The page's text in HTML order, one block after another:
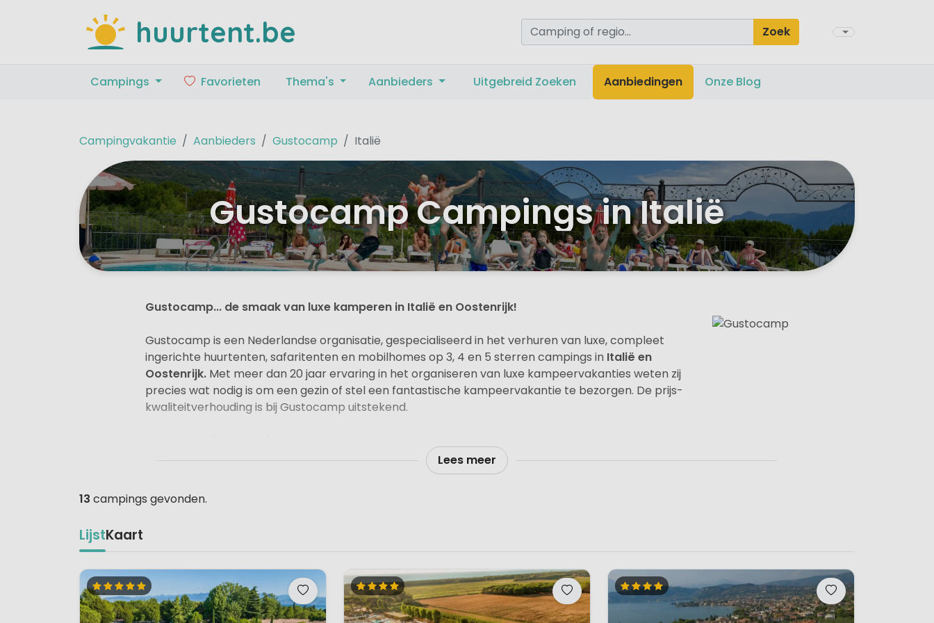
huurtent.be Zoek
Campings Favorieten Thema's Aanbieders Uitgebreid Zoeken Aanbiedingen Onze Blog
Campingvakantie Aanbieders Gustocamp Italië
Gustocamp Campings in Italië
Gustocamp... de smaak van luxe kamperen in Italië en Oostenrijk!
Gustocamp is een Nederlandse organisatie, gespecialiseerd in het verhuren van luxe, compleet
ingerichte huurtenten, safaritenten en mobilhomes op 3, 4 en 5 sterren campings in Italië en
Oostenrijk. Met meer dan 20 jaar ervaring in het organiseren van luxe kampeervakanties weten zij
precies wat nodig is om een gezin of stel een fantastische kampeervakantie te bezorgen. De prijs-
kwaliteitverhouding is bij Gustocamp uitstekend.
Over smaak valt niet te twisten. Bij Gustocamp bieden ze dan ook voor iedere smaak een camping aan.
De campings van Gustocamp liggen in verschillende gebieden.
Zoek je een wat actievere vakantie of juist lekker lui aan het strand? Of ben je op zoek naar natuur en
een supertrip van!
Persoonlijk ontvangst
Lees meer
13 campings gevonden.
LijstKaart